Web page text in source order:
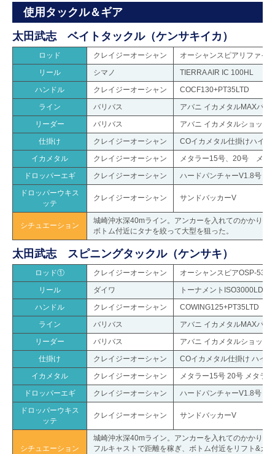
使用タックル＆ギア
太田武志 ベイトタックル（ケンサキイカ）
ロッド クレイジーオーシャン
オーシャンスピアリファイ
リール
シマノ
TIERRA AIR IC 100HL
ハンドル
クレイジーオーシャン
COCF130+PT35LTD
ライン
バリバス
アバニ イカメタルMAXパワ
リーダー
バリバス
アバニ イカメタルショック
仕掛け
クレイジーオーシャン
COイカメタル仕掛けハイテ
イカメタル
クレイジーオーシャン
メタラー15号、20号 メタ
ドロッパーエギ
クレイジーオーシャン
ハードパンチャーV1.8号
ドロッパーウキス
ッテ
クレイジーオーシャン サンドバッカーV
シチュエーション
城崎沖水深40mライン。アンカーを入れてのかかり釣
ボトム付近にタナを絞って大型を狙った。
太田武志 スピニングタックル（ケンサキ）
ロッド① クレイジーオーシャン
オーシャンスピアOSP-53SP
リール
ダイワ
トーナメントISO3000LDB
ハンドル
クレイジーオーシャン
COWING125+PT35LTD
ライン
バリバス
アバニ イカメタルMAXパワ
リーダー
バリバス
アバニ イカメタルショック
仕掛け
クレイジーオーシャン
COイカメタル仕掛け ハイ
イカメタル
クレイジーオーシャン
メタラー15号 20号 メタラ
ドロッパーエギ
クレイジーオーシャン
ハードパンチャーV1.8号
ドロッパーウキス
ッテ
クレイジーオーシャン サンドバッカーV
シチュエーション
城崎沖水深40mライン。アンカーを入れてのかかり釣
フルキャストで距離を稼ぎ、ボトム付近をリフト&カ